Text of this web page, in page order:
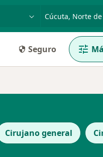
o nombrep. ej. Bogotá
Seguro
Cirujano general